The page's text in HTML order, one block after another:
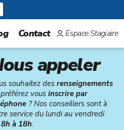
Contact Espace Stagiaire
appeler
souhaitez desrenseignements
vousinscrire par
? Nos conseillers sont à
service du lundi au vendredi
8h à 18h.